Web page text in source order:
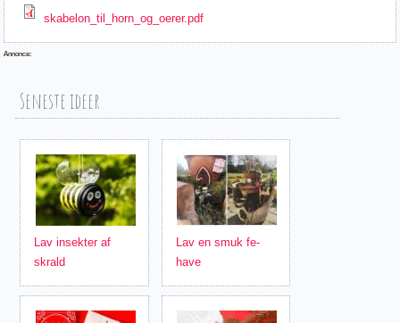
skabelon_til_horn_og_oerer.pdf
Annonce:
Seneste ideer
Lav insekter af
skrald
Lav en smuk fe-
have